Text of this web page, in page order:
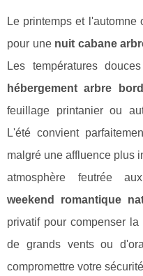
Le printemps et l'automne
pour une nuit cabane
Les températures
hébergement arbre
feuillage printanier ou
L'été convient
malgré une affluence plus
atmosphère feutrée
weekend romantique
privatif pour compenser
de grands vents ou
compromettre votre